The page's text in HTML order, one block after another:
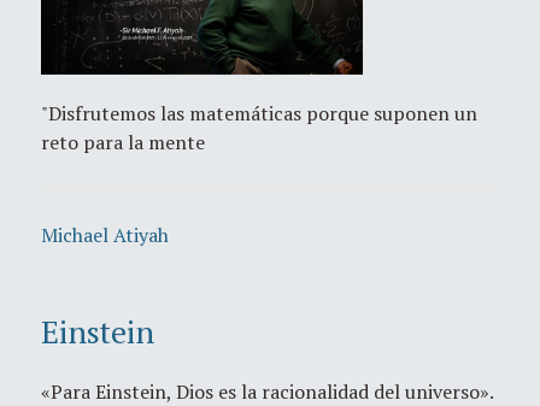
"Disfrutemos las matemáticas porque suponen un
reto para la mente
Michael Atiyah
Einstein
«Para Einstein, Dios es la racionalidad del universo».